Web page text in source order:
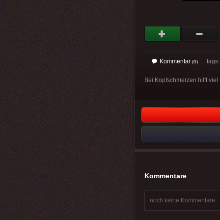
Kommentar (0)
Bei Kopfschmerzen hilft viel
Kommentare
noch keine Kommentare